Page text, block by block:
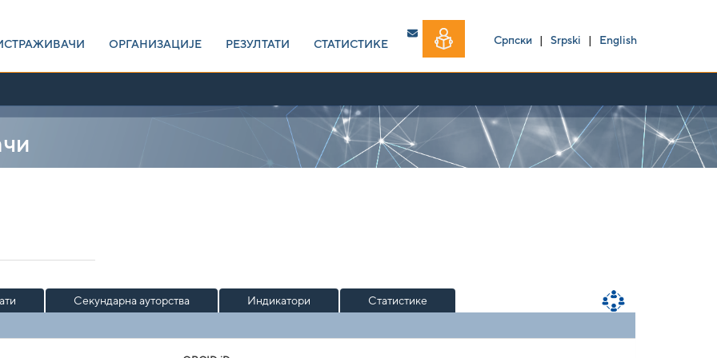
ОРГАНИЗАЦИЈЕ РЕЗУЛТАТИ СТАТИСТИКЕ Српски |Srpski | English
Секундарна ауторства Индикатори Статистике